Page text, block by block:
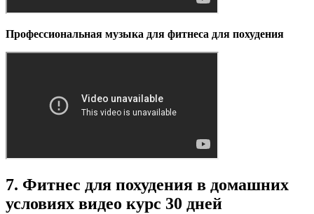
Профессиональная музыка для фитнеса для похудения
7. Фитнес для похудения в домашних
условиях видео курс 30 дней